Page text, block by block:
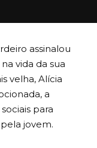
assinalou
vida da sua
velha, Alícia
a
para
jovem.